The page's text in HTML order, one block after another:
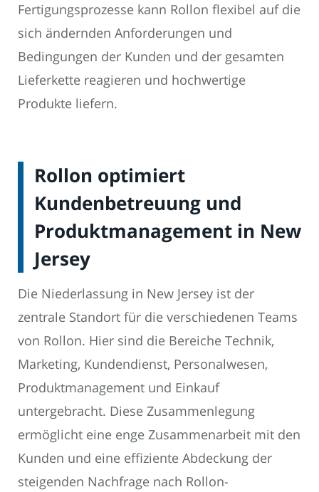
Fertigungsprozesse kann Rollon flexibel auf die
sich ändernden Anforderungen und
Bedingungen der Kunden und der gesamten
Lieferkette reagieren und hochwertige
Produkte liefern.
Rollon optimiert
Kundenbetreuung und
Produktmanagement in New
Jersey
Die Niederlassung in New Jersey ist der
zentrale Standort für die verschiedenen Teams
von Rollon. Hier sind die Bereiche Technik,
Marketing, Kundendienst, Personalwesen,
Produktmanagement und Einkauf
untergebracht. Diese Zusammenlegung
ermöglicht eine enge Zusammenarbeit mit den
Kunden und eine effiziente Abdeckung der
steigenden Nachfrage nach Rollon-